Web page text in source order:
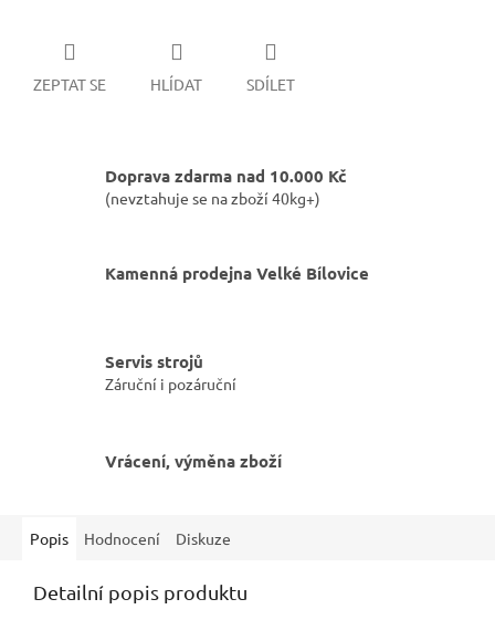
ZEPTAT SE HLÍDAT SDÍLET
Doprava zdarma nad 10.000 Kč
(nevztahuje se na zboží 40kg+)
Kamenná prodejna Velké Bílovice
Servis strojů
Záruční i pozáruční
Vrácení, výměna zboží
Popis Hodnocení Diskuze
Detailní popis produktu